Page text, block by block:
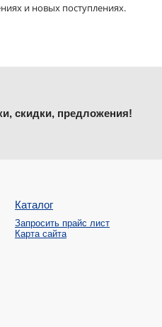
и новых поступлениях.
скидки, предложения!
Каталог
Запросить прайс лист
Карта сайта